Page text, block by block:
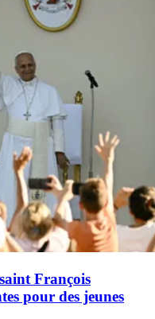
François
pour des jeunes